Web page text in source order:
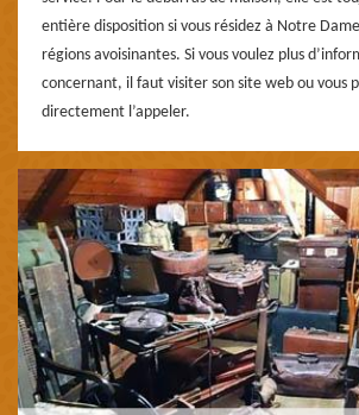
entière disposition si vous résidez à Notre
régions avoisinantes. Si vous voulez plus
concernant, il faut visiter son site web ou vous
directement l’appeler.